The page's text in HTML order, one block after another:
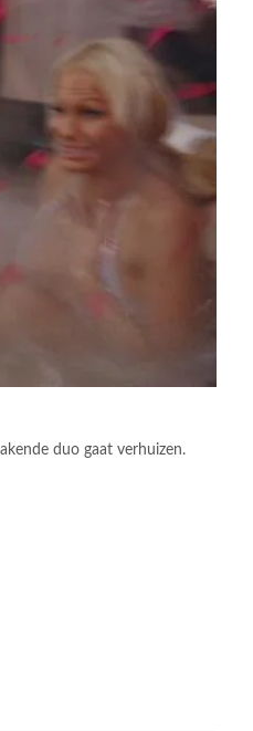
duo gaat verhuizen.